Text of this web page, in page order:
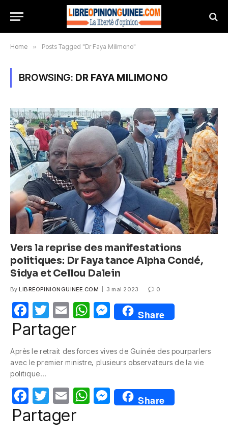
Home » Posts Tagged "Dr Faya Milimono"
BROWSING: DR FAYA MILIMONO
Vers la reprise des manifestations
politiques: Dr Faya tance Alpha Condé,
Sidya et Cellou Dalein
By LIBREOPINIONGUINEE.COM 3 mai 2023 0
F
a
e
b
o
o
k
T
w
itt
er
E
m
W
s
p
p
M
e
e
g
er
Share
Partager
Après le retrait des forces vives de Guinée des pourparlers
avec le premier ministre, plusieurs observateurs de la vie
politique…
F
a
T
w
itt
E
m
W M
e
Share
Partager